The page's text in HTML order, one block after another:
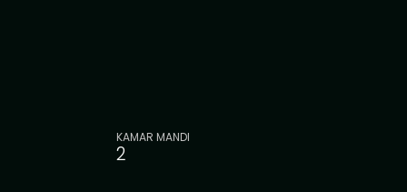
KAMAR MANDI
2